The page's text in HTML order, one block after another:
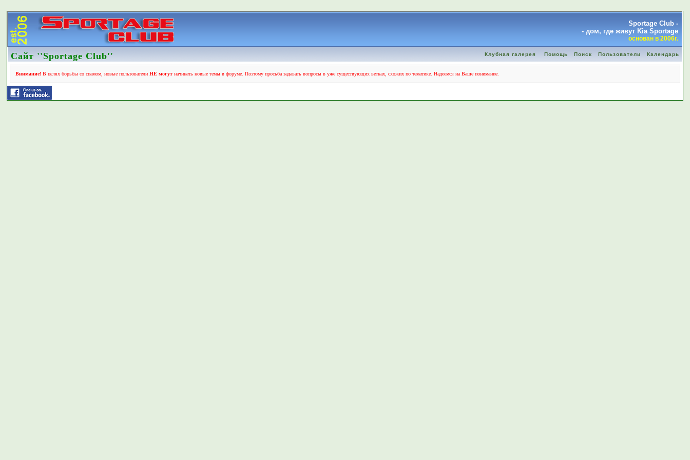
Sportage Club -
- дом, где живут Kia Sportage
основан в 2006г.
Сайт ''Sportage Club'' Клубная галерея Помощь Поиск Пользователи Календарь
Внимание! В целях борьбы со спамом, новые пользователиНЕ могут начинать новые темы в форуме. Поэтому просьба задавать вопросы в уже существующих ветках, схожих по тематике. Надеемся на Ваше понимание.